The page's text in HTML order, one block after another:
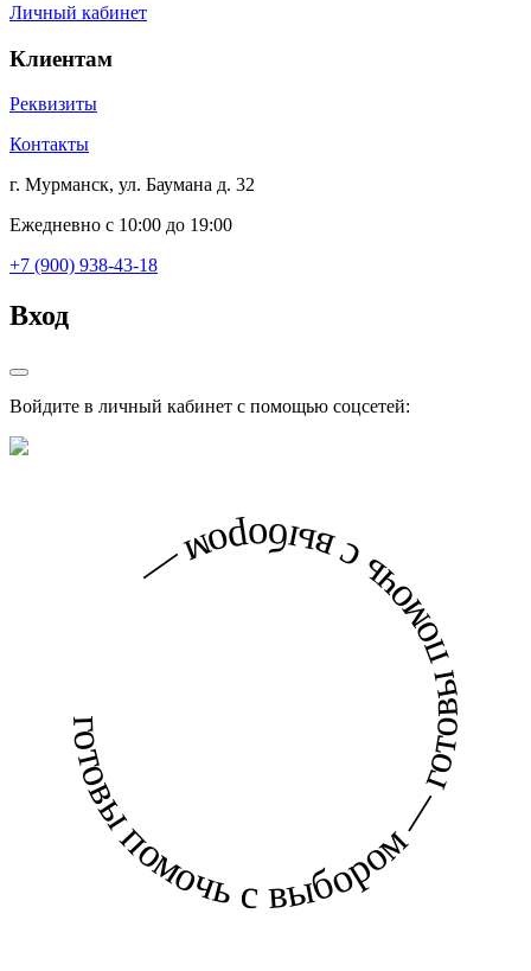
Личный кабинет
Клиентам
Реквизиты
Контакты
г. Мурманск, ул. Баумана д. 32
Ежедневно с 10:00 до 19:00
+7 (900) 938-43-18
Вход
Войдите в личный кабинет с помощью соцсетей:
готовы помочь с выбором — готовы помочь с выбором —